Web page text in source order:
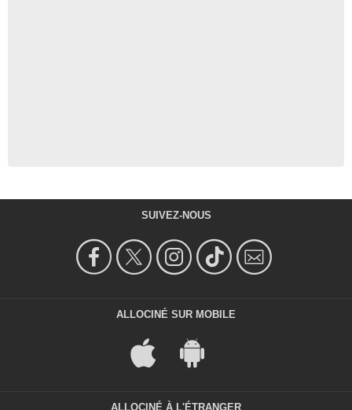
SUIVEZ-NOUS
ALLOCINÉ SUR MOBILE
ALLOCINÉ À L'ÉTRANGER